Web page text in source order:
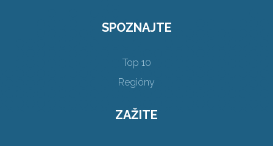
SPOZNAJTE
Top 10
Regióny
ZAŽITE